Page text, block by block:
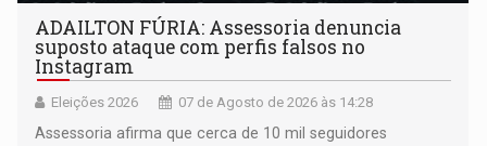
ADAILTON FÚRIA: Assessoria denuncia
suposto ataque com perfis falsos no
Instagram
Eleições 2026 07 de Agosto de 2026 às 14:28
Assessoria afirma que cerca de 10 mil seguidores